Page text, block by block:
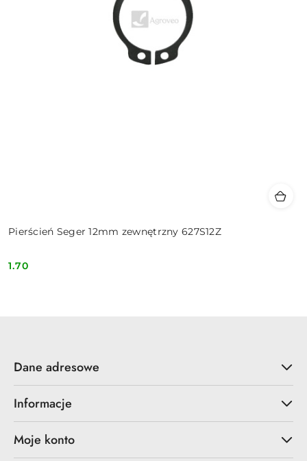
Pierścień Seger 12mm zewnętrzny 627S12Z
Cena:
1.70
Dane adresowe
Informacje
Moje konto